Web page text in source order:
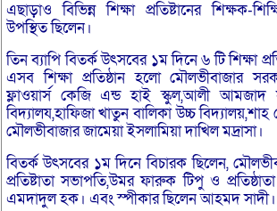
এছাড়াও বিভিন্ন শিক্ষা প্রতিষ্টানের শিক্ষক-
উপস্থিত ছিলেন।
তিন ব্যাপি বিতর্ক উৎসবের ১ম দিনে ৬ টি শিক্ষা
এসব শিক্ষা প্রতিষ্ঠান হলো মৌলভীবাজার
ফ্লাওয়ার্স কেজি এন্ড হাই স্কুল,আলী আমজাদ
বিদ্যালয,হাফিজা খাতুন বালিকা উচ্চ
মৌলভীবাজার জামেয়া ইসলামিয়া দাখিল মদ্রাসা।
বিতর্ক উৎসবের ১ম দিনে বিচারক ছিলেন,
প্রতিষ্টাতা সভাপতি,উমর ফারুক টিপু ও প্রতিষ্ঠাতা
এমদাদুল হক। এবং স্পীকার ছিলেন আহমদ সাদী।